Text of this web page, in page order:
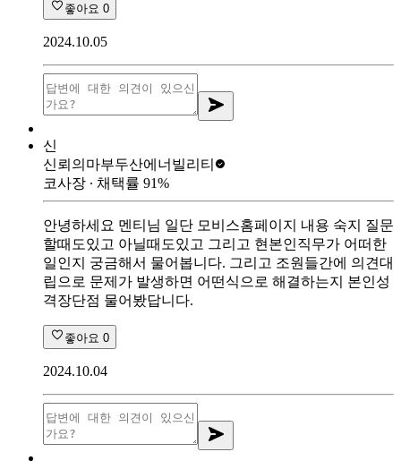
좋아요 0
2024.10.05
신
신뢰의마부두산에너빌리티
코사장 ∙ 채택률 91%
안녕하세요 멘티님 일단 모비스홈페이지 내용 숙지 질문
할때도있고 아닐때도있고 그리고 현본인직무가 어떠한
일인지 궁금해서 물어봅니다. 그리고 조원들간에 의견대
립으로 문제가 발생하면 어떤식으로 해결하는지 본인성
격장단점 물어봤답니다.
좋아요 0
2024.10.04